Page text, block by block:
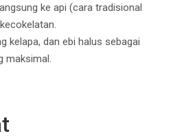
ke api (cara tradisional
kelapa, dan ebi halus sebagai
maksimal.